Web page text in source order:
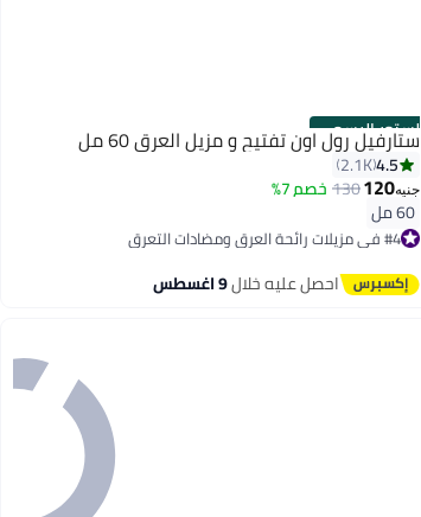
الستور الرسمي
ستارفيل رول اون تفتيح و مزيل العرق 60 مل
4.5
2.1K
جنيه120
130خصم 7%
60 مل
#4 في مزيلات رائحة العرق ومضادات التعرق
توصيل مجاني
بتخلّص بسرعة
تم بيع +1700 مؤخرًا احصل عليه خلال9 اغسطس